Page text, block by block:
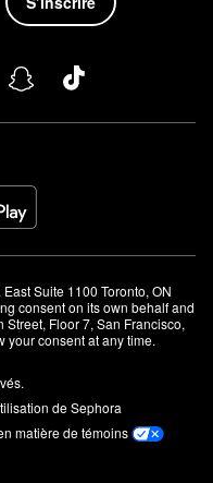
Suite 1100 Toronto, ON
consent on its own behalf and
Floor 7, San Francisco,
your consent at any time.
de Sephora
matière de témoins